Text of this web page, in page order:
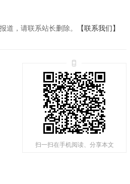
，请联系站长删除。 【联系我们】
扫一扫在手机阅读、分享本文